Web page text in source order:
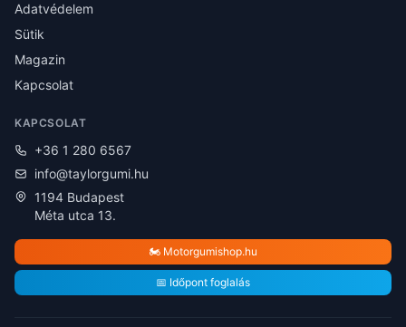
Adatvédelem
Sütik
Magazin
Kapcsolat
KAPCSOLAT
+36 1 280 6567
info@taylorgumi.hu
1194 Budapest
Méta utca 13.
🏍️ Motorgumishop.hu
📅 Időpont foglalás